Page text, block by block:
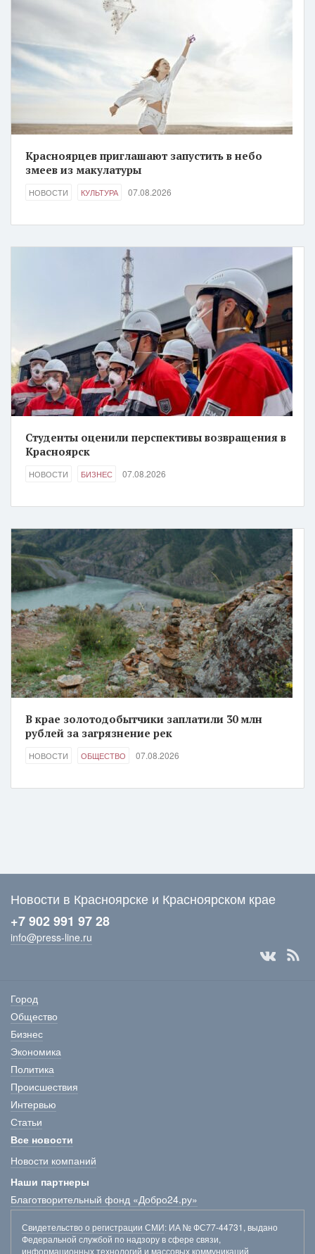
Красноярцев приглашают запустить в небо
змеев из макулатуры
НОВОСТИ КУЛЬТУРА 07.08.2026
Студенты оценили перспективы возвращения в
Красноярск
НОВОСТИ БИЗНЕС 07.08.2026
В крае золотодобытчики заплатили 30 млн
рублей за загрязнение рек
НОВОСТИ ОБЩЕСТВО 07.08.2026
Новости в Красноярске и Красноярском крае
+7 902 991 97 28
info@press-line.ru
Город
Общество
Бизнес
Экономика
Политика
Происшествия
Интервью
Статьи
Все новости
Новости компаний
Наши партнеры
Благотворительный фонд «Добро24.ру»
Свидетельство о регистрации СМИ: ИА № ФС77-44731, выдано
Федеральной службой по надзору в сфере связи,
информационных технологий и массовых коммуникаций